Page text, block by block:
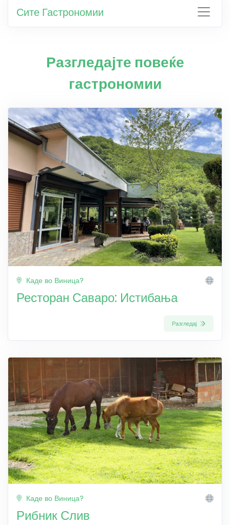
Сите Гастрономии
Разгледајте повеќе
гастрономии
Каде во Виница?
Ресторан Саваро: Истибања
Разгледај
Каде во Виница?
Рибник Слив